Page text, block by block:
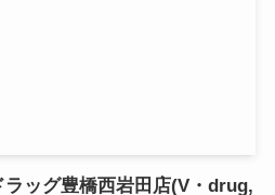
ラッグ豊橋西岩田店(V・drug,